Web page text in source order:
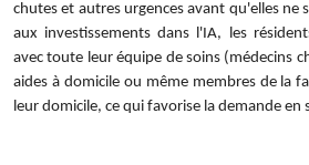
chutes et autres urgences avant qu'elles ne
aux investissements dans l'IA, les
avec toute leur équipe de soins (médecins
aides à domicile ou même membres de la
leur domicile, ce qui favorise la demande en